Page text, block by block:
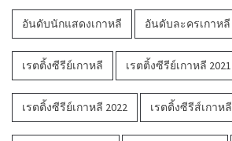
อันดับนักแสดงเกาหลี อันดับละครเกาหลี
เรตติ้งซีรีย์เกาหลี เรตติ้งซีรีย์เกาหลี 2021
เรตติ้งซีรีย์เกาหลี 2022 เรตติ้งซีรีส์เกาหลี